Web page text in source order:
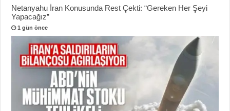
Netanyahu İran Konusunda Rest Çekti: “Gereken Her Şeyi
Yapacağız”
1 gün önce